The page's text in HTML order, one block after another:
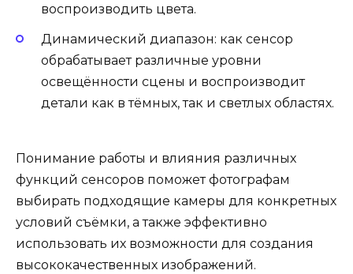
воспроизводить цвета.
Динамический диапазон: как сенсор
обрабатывает различные уровни
освещённости сцены и воспроизводит
детали как в тёмных, так и светлых областях.
Понимание работы и влияния различных
функций сенсоров поможет фотографам
выбирать подходящие камеры для конкретных
условий съёмки, а также эффективно
использовать их возможности для создания
высококачественных изображений.